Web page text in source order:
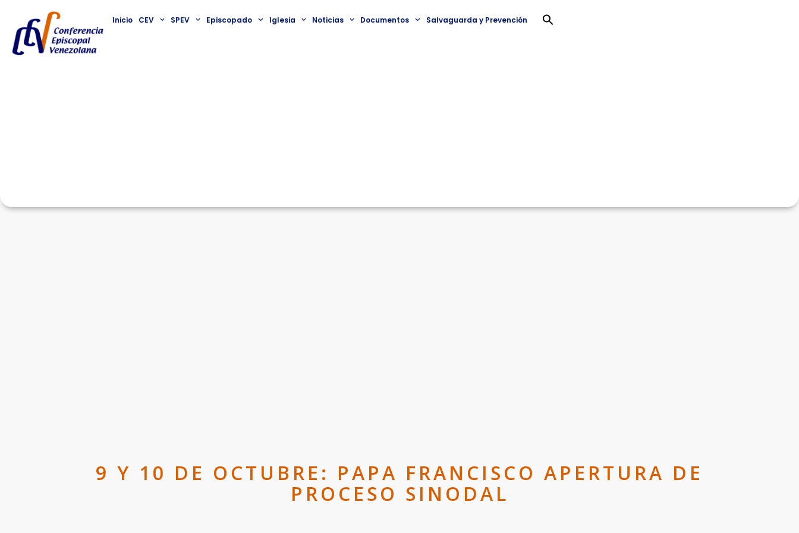
Inicio CEV SPEV Episcopado Iglesia Noticias Documentos Salvaguarda y Prevención
9 Y 10 DE OCTUBRE: PAPA FRANCISCO APERTURA DE
PROCESO SINODAL